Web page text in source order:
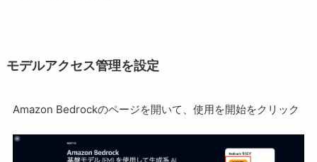
モデルアクセス管理を設定
Amazon Bedrockのページを開いて、使用を開始をクリック